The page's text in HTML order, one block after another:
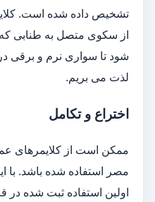
تشخیص داده شده است.
از سکوی متصل به طنابی
شود تا سواری نرم و برقی
لذت می بریم.
اختراع و تکامل
ممکن است از کلایمرهای
مصر استفاده شده باشد. با
اولین استفاده ثبت شده در